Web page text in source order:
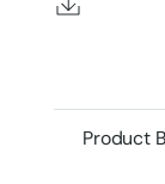
Product